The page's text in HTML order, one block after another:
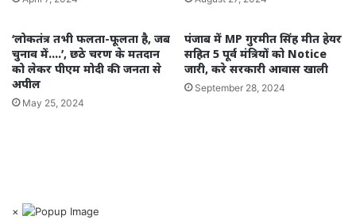
‘लोकतंत्र तभी फलता-फूलता है, जब
चुनाव में….’, छठे चरण के मतदान
को लेकर पीएम मोदी की जनता से
अपील
May 25, 2024
पंजाब में MP गुरमीत सिंह मीत हेयर
सहित 5 पूर्व मंत्रियों को Notice
जारी, करे सरकारी आवास खाली
September 28, 2024
×